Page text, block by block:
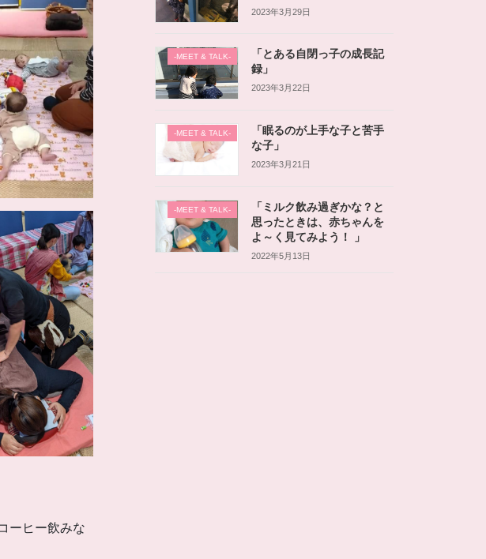
ーヒー飲みな
2023年3月29日
-MEET & TALK-
「とある自閉っ子の成長記
録」
2023年3月22日
-MEET & TALK-
「眠るのが上手な子と苦手
な子」
2023年3月21日
-MEET & TALK-
「ミルク飲み過ぎかな？と
思ったときは、赤ちゃんを
よ～く見てみよう！ 」
2022年5月13日